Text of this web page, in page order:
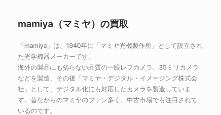
mamiya（マミヤ）の買取
「mamiya」は、1940年に「マミヤ光機製作所」として設立され
た光学機器メーカーです。
海外の製品にも劣らない品質の一眼レフカメラ、35ミリカメラ
などを製造、その後「マミヤ・デジタル・イメージング株式会
社」として、デジタル化にも対応したカメラを製造していま
す。昔ながらのマミヤのファン多く、中古市場でも注目されて
いるのです。